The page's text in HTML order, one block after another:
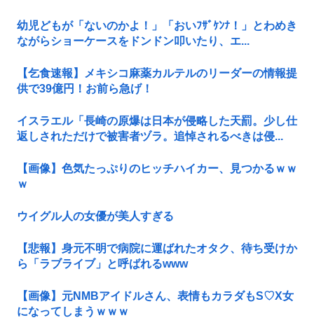
幼児どもが「ないのかよ！」「おいﾌｻﾞｹﾝﾅ！」とわめき
ながらショーケースをドンドン叩いたり、エ...
【乞食速報】メキシコ麻薬カルテルのリーダーの情報提
供で39億円！お前ら急げ！
イスラエル「長崎の原爆は日本が侵略した天罰。少し仕
返しされただけで被害者ヅラ。追悼されるべきは侵...
【画像】色気たっぷりのヒッチハイカー、見つかるｗｗ
ｗ
ウイグル人の女優が美人すぎる
【悲報】身元不明で病院に運ばれたオタク、待ち受けか
ら「ラブライブ」と呼ばれるwww
【画像】元NMBアイドルさん、表情もカラダもS♡X女
になってしまうｗｗｗ